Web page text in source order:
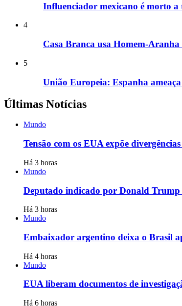
Influenciador mexicano é morto
4
Casa Branca usa Homem-
5
União Europeia: Espanha
Últimas Notícias
Mundo
Tensão com os EUA expõe
Há 3 horas
Mundo
Deputado indicado por Donald
Há 3 horas
Mundo
Embaixador argentino deixa o Brasil
Há 4 horas
Mundo
EUA liberam documentos de
Há 6 horas